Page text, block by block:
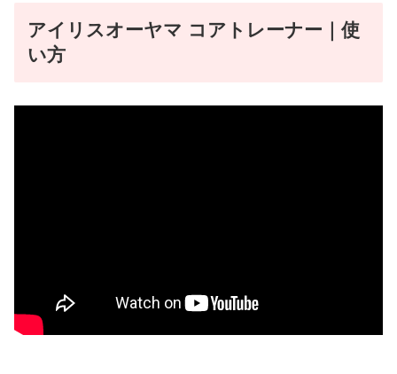
アイリスオーヤマ コアトレーナー｜使
い方